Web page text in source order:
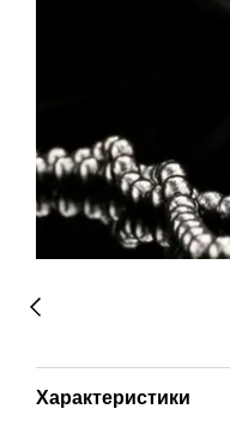
Характеристики